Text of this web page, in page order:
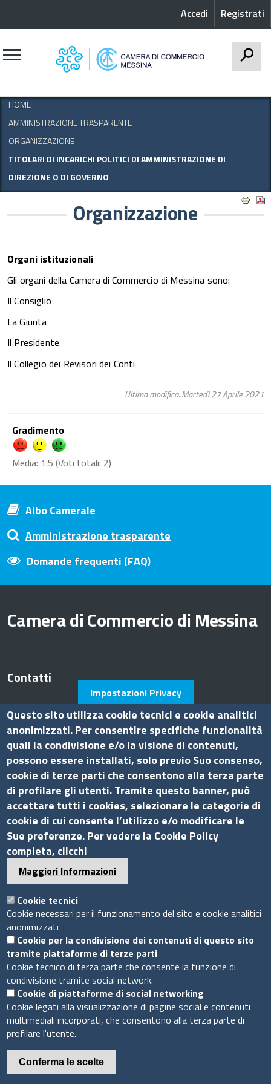
Registrati
Accedi
HOME
AMMINISTRAZIONE TRASPARENTE
ORGANIZZAZIONE
TITOLARI DI INCARICHI POLITICI DI AMMINISTRAZIONE DI
DIREZIONE O DI GOVERNO
Organizzazione
Organi istituzionali
Gli organi della Camera di Commercio di Messina sono:
Il Consiglio
La Giunta
Il Presidente
Il Collegio dei Revisori dei Conti
Ultima modifica: Martedì 27 Aprile 2021
Gradimento
Media: 1.5 (Voti totali: 2)
Albo Camerale
Amministrazione trasparente
Domande frequenti (FAQ)
Camera di Commercio di Messina
Contatti
Piazza F.Cavallotti,3 - 98122 Messina
tel. 090-77721
fax 090-674644
P.I. 0075 36 00 832
Peccciaa.messina@me.legalmail.camcom.it
Ufficio relazioni con il pubblico
Amministrazione trasparente
Bandi di gara
Bilanci
Concorsi e selezioni
Procedimenti
Provvedimenti
Seguici su
Sito web
Accesso riservato
Mappa del sito
Impostazioni Privacy
Questo sito utilizza cookie tecnici e cookie analitici
anonimizzati. Per consentire specifiche funzionalità
quali la condivisione e/o la visione di contenuti,
possono essere installati, solo previo Suo consenso,
cookie di terze parti che consentono alla terza parte
di profilare gli utenti. Tramite questo banner, può
accettare tutti i cookies, selezionare le categorie di
cookie di cui consente l’utilizzo e/o modificare le
Sue preferenze. Per vedere la Cookie Policy
completa, clicchi
Maggiori Informazioni
Cookie tecnici
Cookie necessari per il funzionamento del sito e cookie analitici
anonimizzati
Cookie per la condivisione dei contenuti di questo sito
tramite piattaforme di terze parti
Cookie tecnico di terza parte che consente la funzione di
condivisione tramite social network.
Cookie di piattaforme di social networking
Cookie legati alla visualizzazione di pagine social e contenuti
multimediali incorporati, che consentono alla terza parte di
profilare l'utente.
Conferma le scelte